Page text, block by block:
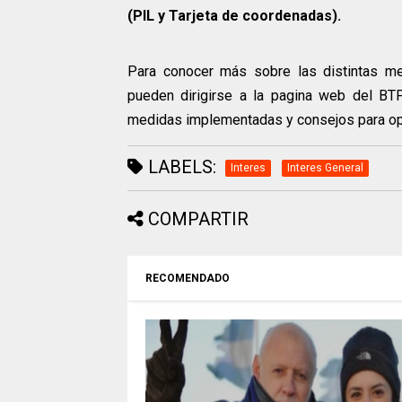
(PIL y Tarjeta de coordenadas).
Para conocer más sobre las distintas
pueden dirigirse a la pagina web del
medidas implementadas y consejos para
LABELS: Interes Interes General
COMPARTIR
RECOMENDADO